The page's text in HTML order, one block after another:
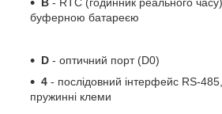
буферною батареєю
D - оптичний порт (D0)
4 - послідовний інтерфейс RS-
пружинні клеми